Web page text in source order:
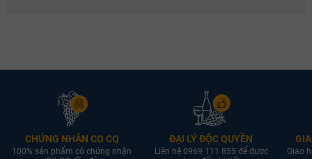
CHỨNG NHẬN CO CQ
100% sản phẩm có chứng nhận
ĐẠI LÝ ĐỘC QUYỀN
Liên hệ 0969 111 855 để được
Giao